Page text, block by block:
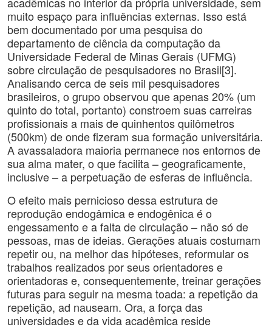
muito espaço para influências externas. Isso está
bem documentado por uma pesquisa do
departamento de ciência da computação da
Universidade Federal de Minas Gerais (UFMG)
sobre circulação de pesquisadores no Brasil[3].
Analisando cerca de seis mil pesquisadores
brasileiros, o grupo observou que apenas 20% (um
quinto do total, portanto) constroem suas carreiras
profissionais a mais de quinhentos quilômetros
(500km) de onde fizeram sua formação universitária.
A avassaladora maioria permanece nos entornos de
sua alma mater, o que facilita – geograficamente,
inclusive – a perpetuação de esferas de influência.
O efeito mais pernicioso dessa estrutura de
reprodução endogâmica e endogênica é o
engessamento e a falta de circulação – não só de
pessoas, mas de ideias. Gerações atuais costumam
repetir ou, na melhor das hipóteses, reformular os
trabalhos realizados por seus orientadores e
orientadoras e, consequentemente, treinar gerações
futuras para seguir na mesma toada: a repetição da
repetição, ad nauseam. Ora, a força das
universidades e da vida acadêmica reside